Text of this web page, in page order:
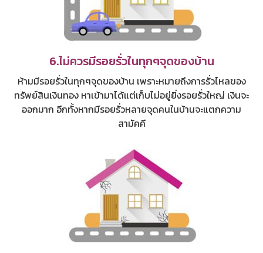
6.ไม่ควรมีรอยรั่วในทุกๆจุดของบ้าน
ห้ามมีรอยรั่วในทุกๆจุดของบ้าน เพราะหมายถึงการรั่วไหลของ
ทรัพย์สินเงินทอง หาเข้ามาได้แต่เก็บไม่อยู่ยิ่งรอยรั่วใหญ่ เงินจะ
ออกมาก อีกทั้งหากมีรอยรั่วหลายจุดคนในบ้านจะแตกความ
สามัคคี